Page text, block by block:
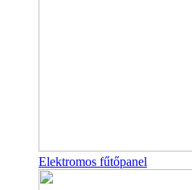
Elektromos fűtőpanel